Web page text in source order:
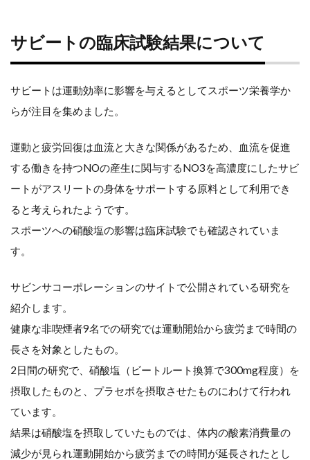
推
摂
量
サ
ビ
ー
ト
に
つ
い
て
の
ま
サビートの臨床試験結果について
サビートは運動効率に影響を与えるとしてスポーツ栄養学か
らが注目を集めました。
運動と疲労回復は血流と大きな関係があるため、血流を促進
する働きを持つNOの産生に関与するNO3を高濃度にしたサビ
ートがアスリートの身体をサポートする原料として利用でき
ると考えられたようです。
スポーツへの硝酸塩の影響は臨床試験でも確認されていま
す。
サビンサコーポレーションのサイトで公開されている研究を
紹介します。
健康な非喫煙者9名での研究では運動開始から疲労まで時間の
長さを対象としたもの。
2日間の研究で、硝酸塩（ビートルート換算で300mg程度）を
摂取したものと、プラセボを摂取させたものにわけて行われ
ています。
結果は硝酸塩を摂取していたものでは、体内の酸素消費量の
減少が見られ運動開始から疲労までの時間が延長されたとし